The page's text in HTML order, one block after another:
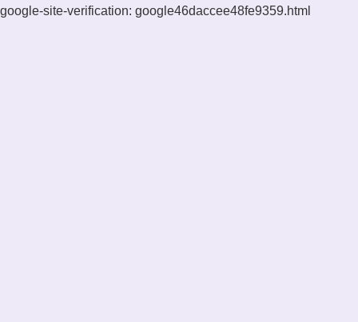
google-site-verification: google46daccee48fe9359.html